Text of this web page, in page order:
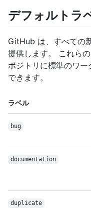
デフォルトラ
GitHub は、すべての
提供します。 これら
ポジトリに標準のワ
できます。
ラベル
bug
documentation
duplicate